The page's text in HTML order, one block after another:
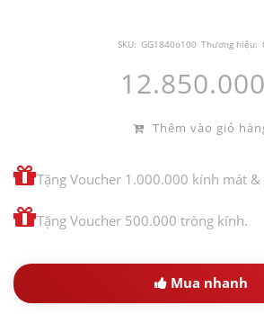
SKU: GG1840o100 Thương hiệu:
Thêm vào giỏ
Tặng Voucher 1.000.000 kính mát
Tặng Voucher 500.000 tròng kính.
Mua nhanh